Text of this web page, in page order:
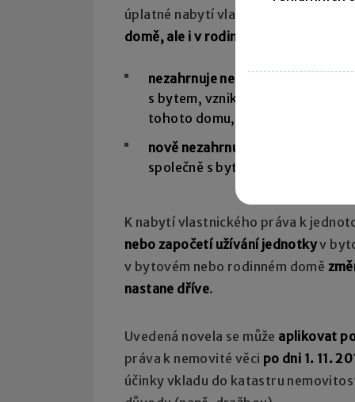
úplatné nabytí vlastnického práva
domě, ale i v rodinném domě
nezahrnuje nebytový prostor jiný
s bytem, vzniklé výstavbou,
tohoto domu, nejde-li pouze o
nově nezahrnuje nebytový
společně s bytem, vzniklý na
K nabytí vlastnického práva k
nebo započetí užívání jednotkyv
v bytovém nebo rodinném domě
nastane dříve.
Uvedená novela se může aplikovat
práva k nemovité věci po dni 1. 11.
účinky vkladu do katastru